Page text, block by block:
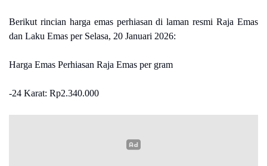
Berikut rincian harga emas perhiasan di laman resmi Raja Emas
dan Laku Emas per Selasa, 20 Januari 2026:
Harga Emas Perhiasan Raja Emas per gram
-24 Karat: Rp2.340.000